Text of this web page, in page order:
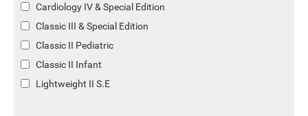
Cardiology IV & Special Edition
Classic III & Special Edition
Classic II Pediatric
Classic II Infant
Lightweight II S.E